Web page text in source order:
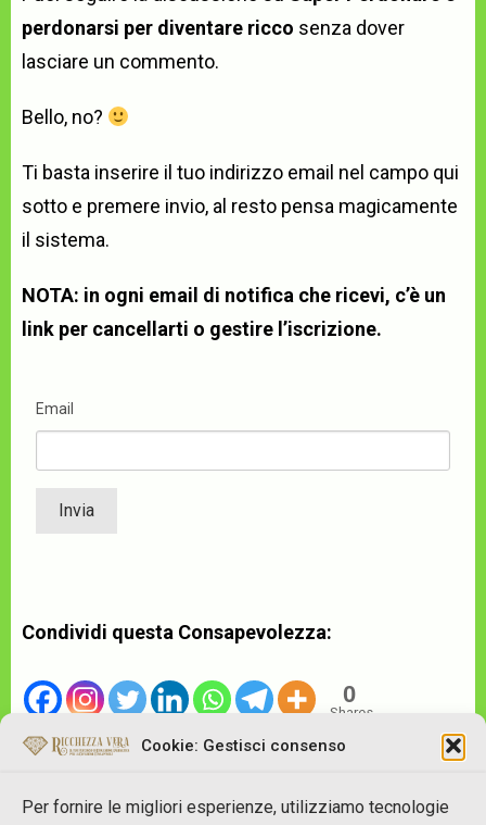
Cookie: Gestisci consenso
Per fornire le migliori esperienze, utilizziamo tecnologie
perdonarsi per diventare ricco senza dover
lasciare un commento.
Bello, no?
Ti basta inserire il tuo indirizzo email nel campo qui
sotto e premere invio, al resto pensa magicamente
il sistema.
NOTA: in ogni email di notifica che ricevi, c’è un
link per cancellarti o gestire l’iscrizione.
Email
Condividi questa Consapevolezza:
0
Shares